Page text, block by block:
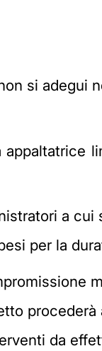
si adegui
a cui
per la
procederà
da